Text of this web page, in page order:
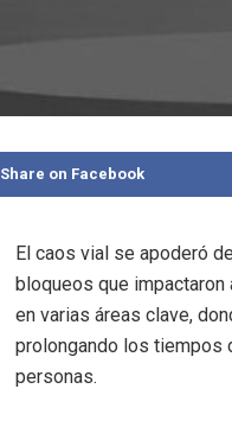
Share on Facebook
El caos vial se apoderó
bloqueos que
en varias áreas clave,
prolongando los tiempos
personas.